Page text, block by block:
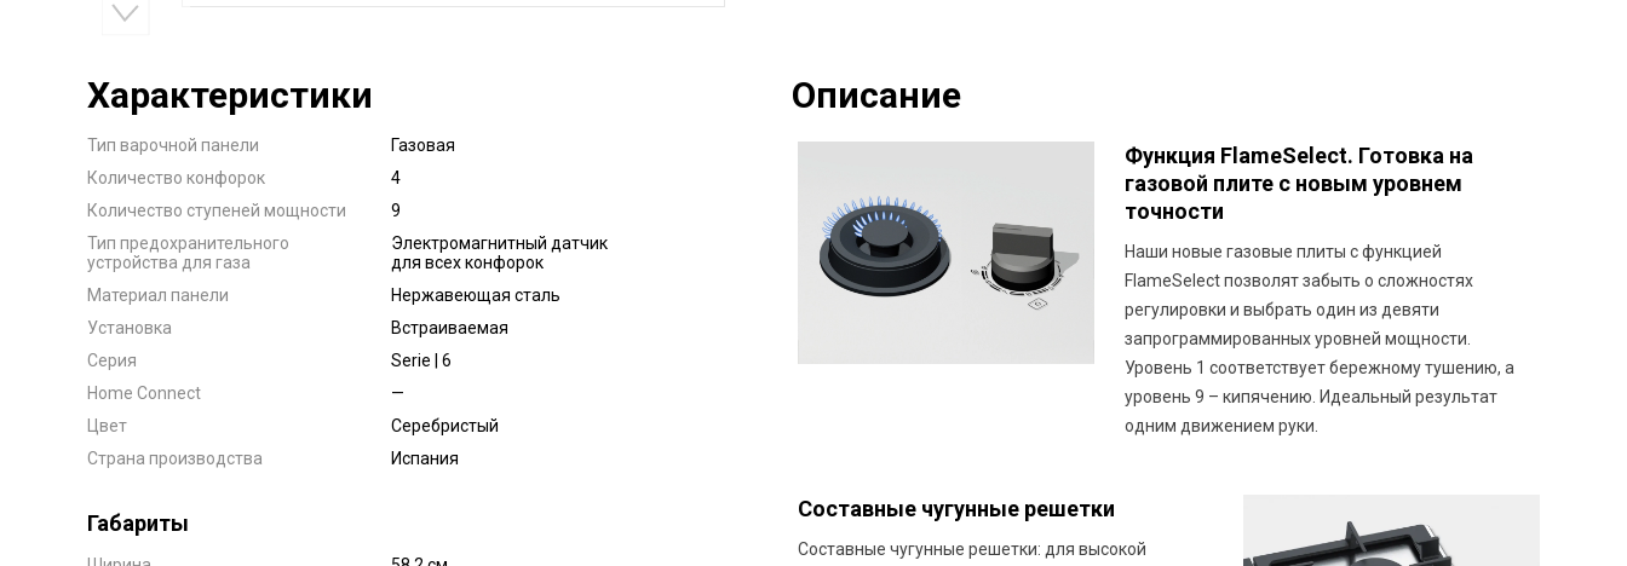
Характеристики
Тип варочной панели
Газовая
Количество конфорок
4
Количество ступеней мощности
9
Тип предохранительного
устройства для газа
Электромагнитный датчик
для всех конфорок
Материал панели
Нержавеющая сталь
Установка
Встраиваемая
Серия
Serie | 6
Home Connect
—
Цвет
Серебристый
Страна производства
Испания
Габариты
Описание
Функция FlameSelect. Готовка на
газовой плите с новым уровнем
точности
Наши новые газовые плиты с функцией
FlameSelect позволят забыть о сложностях
регулировки и выбрать один из девяти
запрограммированных уровней мощности.
Уровень 1 соответствует бережному тушению, а
уровень 9 – кипячению. Идеальный результат
одним движением руки.
Составные чугунные решетки
Составные чугунные решетки: для высокой